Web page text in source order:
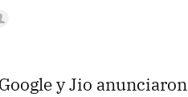
y Jio anunciaron